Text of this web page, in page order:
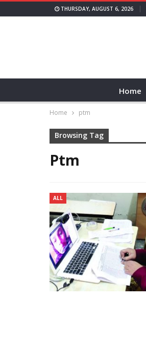
THURSDAY, AUGUST 6, 2026
Home
Home ptm
Browsing Tag
Ptm
ALL